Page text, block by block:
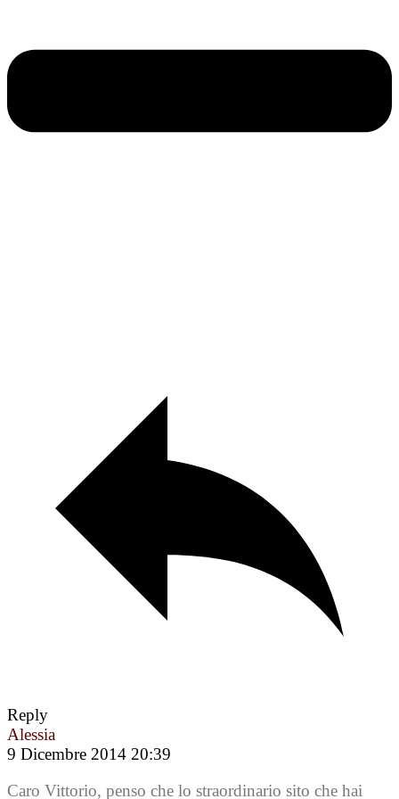
Reply
Alessia
9 Dicembre 2014 20:39
Caro Vittorio, penso che lo straordinario sito che hai